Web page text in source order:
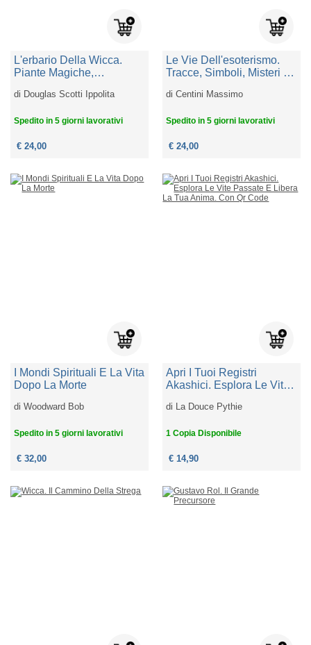
L'erbario Della Wicca.
Piante Magiche,
di Douglas Scotti Ippolita
Spedito in 5 giorni lavorativi
€ 24,00
Le Vie Dell'esoterismo.
Tracce, Simboli, Misteri E
diCentini Massimo
Spedito in 5 giorni lavorativi
€ 24,00
I Mondi Spirituali E La Vita
Dopo La Morte
diWoodward Bob
Spedito in 5 giorni lavorativi
€ 32,00
Apri I Tuoi Registri
Akashici. Esplora Le Vite
Anima. Con Qr Code
di La Douce Pythie
1 Copia Disponibile
€ 14,90